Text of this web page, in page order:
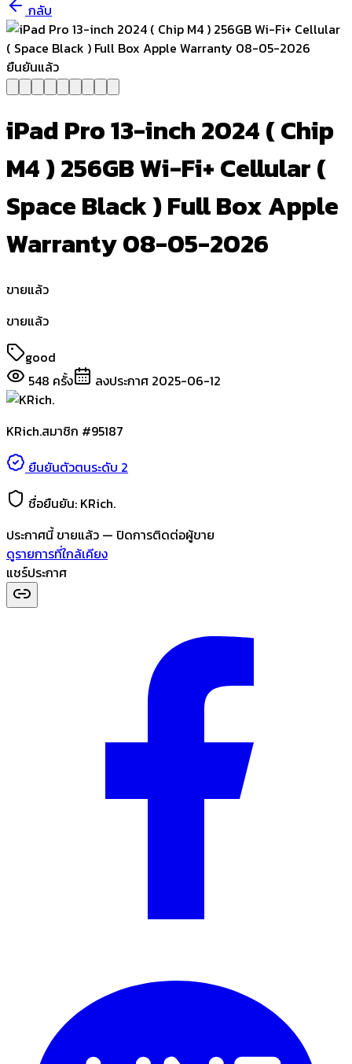
กลับ
ยืนยันแล้ว
iPad Pro 13-inch 2024 ( Chip
M4 ) 256GB Wi-Fi+ Cellular (
Space Black ) Full Box Apple
Warranty 08-05-2026
ขายแล้ว
ขายแล้ว
good
548 ครั้ง ลงประกาศ 2025-06-12
KRich.สมาชิก #95187
ยืนยันตัวตนระดับ 2
ชื่อยืนยัน: KRich.
ประกาศนี้ขายแล้ว — ปิดการติดต่อผู้ขาย
ดูรายการที่ใกล้เคียง
แชร์ประกาศ